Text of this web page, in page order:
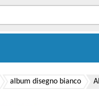
album disegno bianco